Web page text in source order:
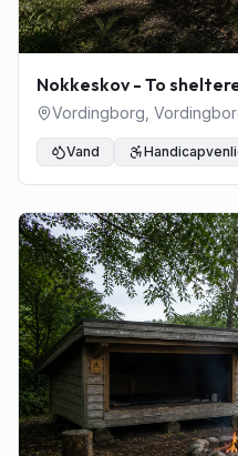
Nokkeskov - To
Vordingborg
Vand